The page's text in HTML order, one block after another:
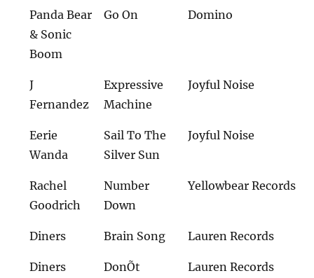
Panda Bear
& Sonic
Boom
Go On Domino
J
Fernandez
Expressive
Machine
Joyful Noise
Eerie
Wanda
Sail To The
Silver Sun
Joyful Noise
Rachel
Goodrich
Number
Down
Yellowbear Records
Diners Brain Song Lauren Records
Diners
DonÕt
Lauren Records